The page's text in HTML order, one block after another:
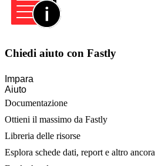
Chiedi aiuto con Fastly
Impara
Aiuto
Documentazione
Ottieni il massimo da Fastly
Libreria delle risorse
Esplora schede dati, report e altro ancora